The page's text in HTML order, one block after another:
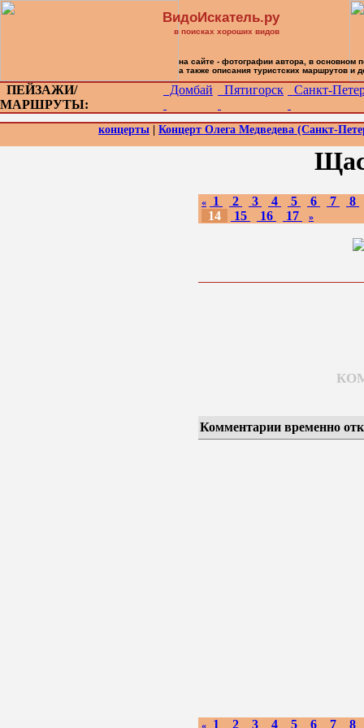
ПЕЙЗАЖИ/
МАРШРУТЫ:
Домбай Пятигорск Санкт-
концерты Концерт Олега Медведева (Санкт-
« 1 2 3 4 5 6 7
8
14
15 16 17 »
Комментарии временно
1 2 3 4 5 6 7
8
ВидоИскатель.ру
в поисках хороших видов
на сайте - фотографии автора, в основном
а также описания туристских маршрутов и